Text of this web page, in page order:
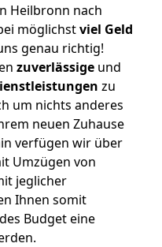
Heilbronn nach
möglichstviel Geld
genau richtig!
zuverlässige und
zu
um nichts anderes
neuen Zuhause
verfügen wir über
Umzügen von
jeglicher
Ihnen somit
Budget eine